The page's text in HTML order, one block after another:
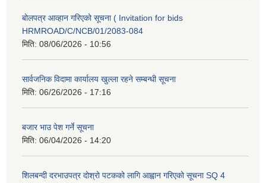
बोलपत्र आव्हान गरिएको सूचना ( Invitation for bids
HRMROAD/C/NCB/01/2083-084
मिति: 08/06/2026 - 10:56
सार्वजनिक विदामा कार्यालय खुल्ला रहने सम्बन्धी सूचना
मिति: 06/26/2026 - 17:16
बजार भाउ पेश गर्ने सूचना
मिति: 06/04/2026 - 14:20
शिलबन्दी दरभाउपत्र दोश्रो पटकको लागि आह्वान गरिएको सूचना SQ 4